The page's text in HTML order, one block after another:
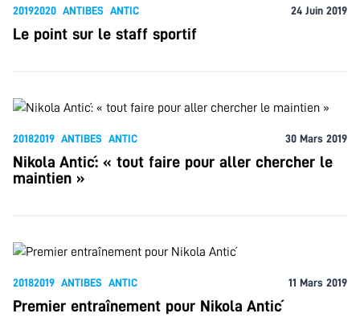
20192020 ANTIBES ANTIC 24 Juin 2019
Le point sur le staff sportif
20182019 ANTIBES ANTIC 30 Mars 2019
Nikola Antić: « tout faire pour aller chercher le
maintien »
20182019 ANTIBES ANTIC 11 Mars 2019
Premier entraînement pour Nikola Antić